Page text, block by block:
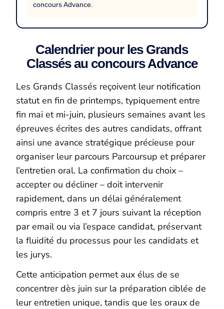
concours Advance.
Calendrier pour les Grands
Classés au concours Advance
Les Grands Classés reçoivent leur notification
statut en fin de printemps, typiquement entre
fin mai et mi-juin, plusieurs semaines avant les
épreuves écrites des autres candidats, offrant
ainsi une avance stratégique précieuse pour
organiser leur parcours Parcoursup et préparer
l’entretien oral. La confirmation du choix –
accepter ou décliner – doit intervenir
rapidement, dans un délai généralement
compris entre 3 et 7 jours suivant la réception
par email ou via l’espace candidat, préservant
la fluidité du processus pour les candidats et
les jurys.
Cette anticipation permet aux élus de se
concentrer dès juin sur la préparation ciblée de
leur entretien unique, tandis que les oraux de